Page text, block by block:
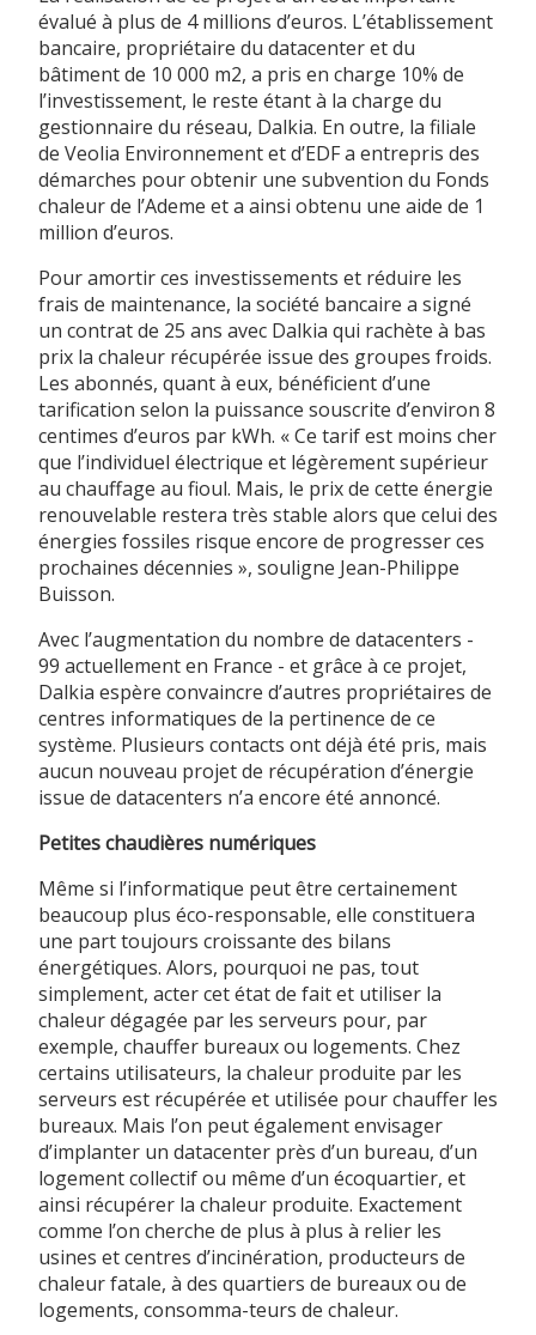
évalué à plus de 4 millions d’euros. L’établissement
bancaire, propriétaire du datacenter et du
bâtiment de 10 000 m2, a pris en charge 10% de
l’investissement, le reste étant à la charge du
gestionnaire du réseau, Dalkia. En outre, la filiale
de Veolia Environnement et d’EDF a entrepris des
démarches pour obtenir une subvention du Fonds
chaleur de l’Ademe et a ainsi obtenu une aide de 1
million d’euros.
Pour amortir ces investissements et réduire les
frais de maintenance, la société bancaire a signé
un contrat de 25 ans avec Dalkia qui rachète à bas
prix la chaleur récupérée issue des groupes froids.
Les abonnés, quant à eux, bénéficient d’une
tarification selon la puissance souscrite d’environ 8
centimes d’euros par kWh. « Ce tarif est moins cher
que l’individuel électrique et légèrement supérieur
au chauffage au fioul. Mais, le prix de cette énergie
renouvelable restera très stable alors que celui des
énergies fossiles risque encore de progresser ces
prochaines décennies », souligne Jean-Philippe
Buisson.
Avec l’augmentation du nombre de datacenters -
99 actuellement en France - et grâce à ce projet,
Dalkia espère convaincre d’autres propriétaires de
centres informatiques de la pertinence de ce
système. Plusieurs contacts ont déjà été pris, mais
aucun nouveau projet de récupération d’énergie
issue de datacenters n’a encore été annoncé.
Petites chaudières numériques
Même si l’informatique peut être certainement
beaucoup plus éco-responsable, elle constituera
une part toujours croissante des bilans
énergétiques. Alors, pourquoi ne pas, tout
simplement, acter cet état de fait et utiliser la
chaleur dégagée par les serveurs pour, par
exemple, chauffer bureaux ou logements. Chez
certains utilisateurs, la chaleur produite par les
serveurs est récupérée et utilisée pour chauffer les
bureaux. Mais l’on peut également envisager
d’implanter un datacenter près d’un bureau, d’un
logement collectif ou même d’un écoquartier, et
ainsi récupérer la chaleur produite. Exactement
comme l’on cherche de plus à plus à relier les
usines et centres d’incinération, producteurs de
chaleur fatale, à des quartiers de bureaux ou de
logements, consomma-teurs de chaleur.